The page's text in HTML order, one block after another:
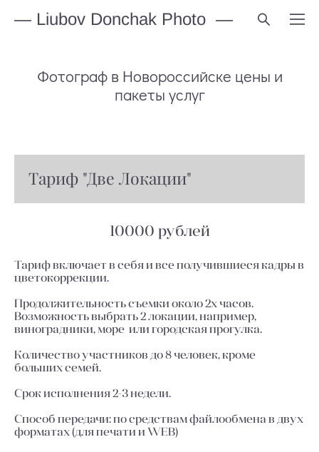
— Liubov Donchak Photo —
Фотограф в Новороссийске цены и
пакеты услуг
Тариф "Две Локации"
10000 рублей
Тариф включает в себя и все получившиеся кадры в
цветокоррекции.
Продолжительность съемки около 2х часов.
Возможность выбрать 2 локации, например,
виноградники, море или городская прогулка.
Количество участников до 8 человек, кроме
больших семей.
Срок исполнения 2-3 недели.
Способ передачи: по средствам файлообмена в двух
форматах (для печати и WEB)